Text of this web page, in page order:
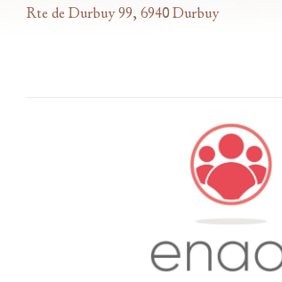
Rte de Durbuy 99, 6940 Durbuy